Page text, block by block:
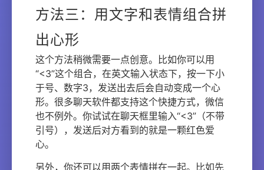
方法三：用文字和表情组合拼
出心形
这个方法稍微需要一点创意。比如你可以用
“<3”这个组合，在英文输入状态下，按一下小
于号、数字3，发送出去后会自动变成一个心
形。很多聊天软件都支持这个快捷方式，微信
也不例外。你试试在聊天框里输入“<3”（不带
引号），发送后对方看到的就是一颗红色爱
心。
另外，你还可以用两个表情拼在一起。比如先